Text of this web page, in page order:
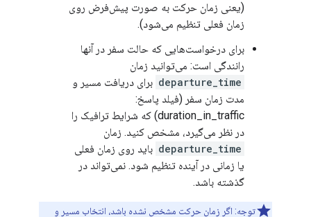
(یعنی زمان حرکت به صورت پیش‌فرض روی
زمان فعلی تنظیم می‌شود).
برای درخواست‌هایی که حالت سفر در آنها
رانندگی است: می‌توانید زمان
departure_time برای دریافت مسیر و
مدت زمان سفر (فیلد پاسخ:
duration_in_traffic) که شرایط ترافیک را
در نظر می‌گیرد، مشخص کنید. زمان
departure_time باید روی زمان فعلی
یا زمانی در آینده تنظیم شود. نمی‌تواند در
گذشته باشد.
توجه: اگر زمان حرکت مشخص نشده باشد، انتخاب مسیر و